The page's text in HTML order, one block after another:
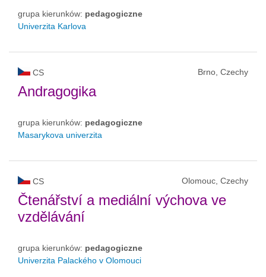
grupa kierunków: pedagogiczne
Univerzita Karlova
CS Brno, Czechy
Andragogika
grupa kierunków: pedagogiczne
Masarykova univerzita
CS Olomouc, Czechy
Čtenářství a mediální výchova ve
vzdělávání
grupa kierunków: pedagogiczne
Univerzita Palackého v Olomouci